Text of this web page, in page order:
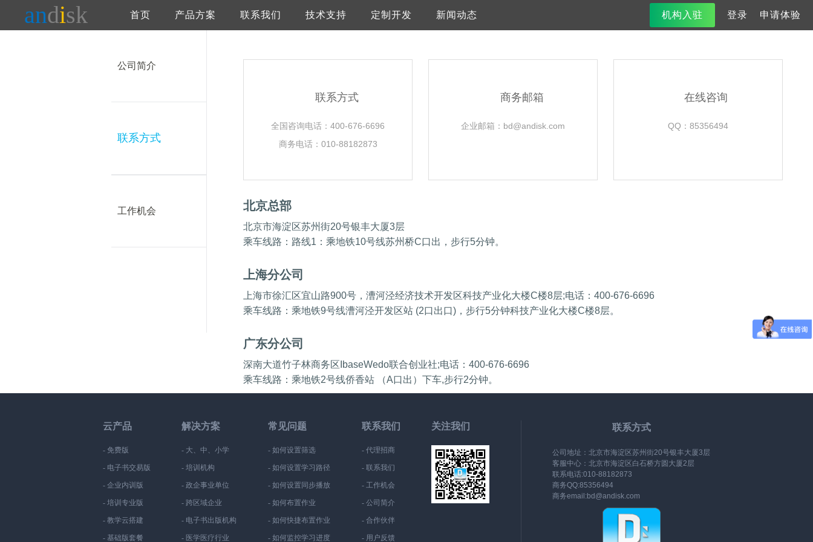
andisk 首页 产品方案 联系我们 技术支持 定制开发 新闻动态 机构入驻 登录 申请体验
公司简介
联系方式
工作机会
联系方式
全国咨询电话：400-676-6696
商务电话：010-88182873
商务邮箱
企业邮箱：bd@andisk.com
在线咨询
QQ：85356494
北京总部
北京市海淀区苏州街20号银丰大厦3层
乘车线路： 路线1：乘地铁10号线苏州桥C口出，步行5分钟。
上海分公司
上海市徐汇区宜山路900号，漕河泾经济技术开发区科技产业化大楼C楼8层;电话：400-676-6696
乘车线路： 乘地铁9号线漕河泾开发区站 (2口出口)，步行5分钟科技产业化大楼C楼8层。
广东分公司
深南大道竹子林商务区IbaseWedo联合创业社;电话：400-676-6696
乘车线路： 乘地铁2号线侨香站 （A口出）下车,步行2分钟。
云产品
- 免费版
- 电子书交易版
- 企业内训版
- 培训专业版
- 教学云搭建
- 基础版套餐
解决方案
- 大、中、小学
- 培训机构
- 政企事业单位
- 跨区域企业
- 电子书出版机构
- 医学医疗行业
常见问题
- 如何设置筛选
- 如何设置学习路径
- 如何设置同步播放
- 如何布置作业
- 如何快捷布置作业
- 如何监控学习进度
联系我们
- 代理招商
- 联系我们
- 工作机会
- 公司简介
- 合作伙伴
- 用户反馈
关注我们 联系方式
公司地址：北京市海淀区苏州街20号银丰大厦3层
客服中心：北京市海淀区白石桥方圆大厦2层
联系电话:010-88182873
商务QQ:85356494
商务email:bd@andisk.com